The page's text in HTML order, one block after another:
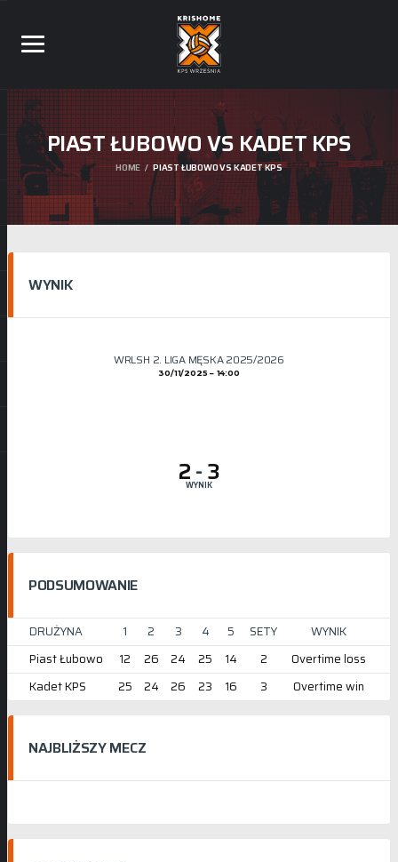
PIAST ŁUBOWO VS KADET KPS
HOME PIAST ŁUBOWO VS KADET KPS
WYNIK
WRLSH 2. LIGA MĘSKA 2025/2026
30/11/2025 14:00
2-3
WYNIK
PODSUMOWANIE
DRUŻYNA 1 2 3 4 5 SETY
WYNIK
Piast Łubowo
12 26 24 25 14 2
Overtime loss
Kadet KPS
25 24 26 23 16 3 Overtime win
NAJBLIŻSZY MECZ